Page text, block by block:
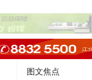
图文焦点